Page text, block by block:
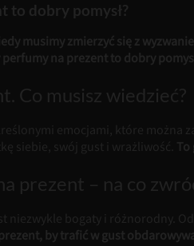
to dobry pomysł?
musimy zmierzyć się z
perfumy na prezent to dobry
Co musisz wiedzieć?
emocjami, które można
siebie, swój gust i wrażliwość. To
prezent – na co
niezwykle bogaty i różnorodny.
by trafić w gust